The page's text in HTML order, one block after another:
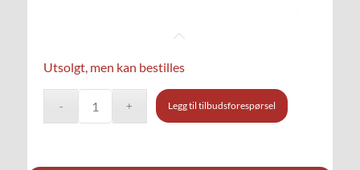
Utsolgt, men kan bestilles
Legg til tilbudsforespørsel